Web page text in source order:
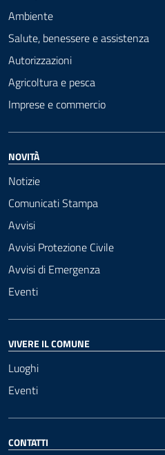
Ambiente
Salute, benessere e assistenza
Autorizzazioni
Agricoltura e pesca
Imprese e commercio
NOVITÀ
Notizie
Comunicati Stampa
Avvisi
Avvisi Protezione Civile
Avvisi di Emergenza
Eventi
VIVERE IL COMUNE
Luoghi
Eventi
CONTATTI